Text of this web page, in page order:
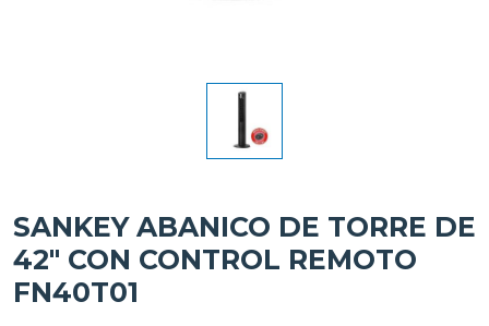
SANKEY ABANICO DE TORRE DE
42" CON CONTROL REMOTO
FN40T01